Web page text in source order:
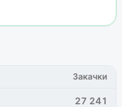
Закачки
27 241